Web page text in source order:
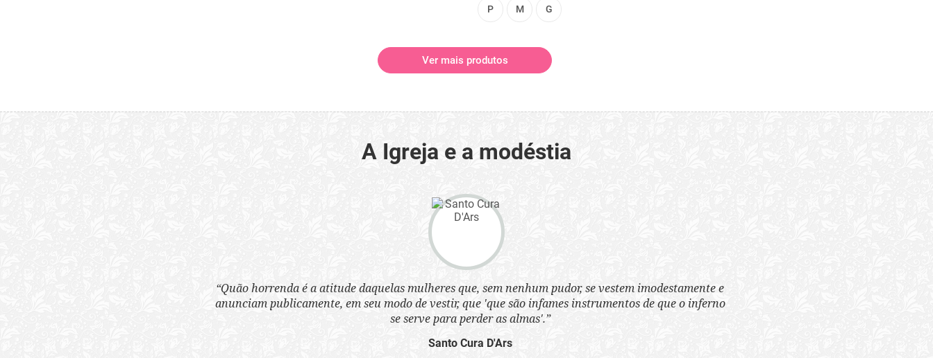
P M G
Ver mais produtos
A Igreja e a modéstia
“Quão horrenda é a atitude daquelas mulheres que, sem nenhum pudor, se vestem imodestamente e
anunciam publicamente, em seu modo de vestir, que 'que são infames instrumentos de que o inferno
se serve para perder as almas'.”
Santo Cura D'Ars